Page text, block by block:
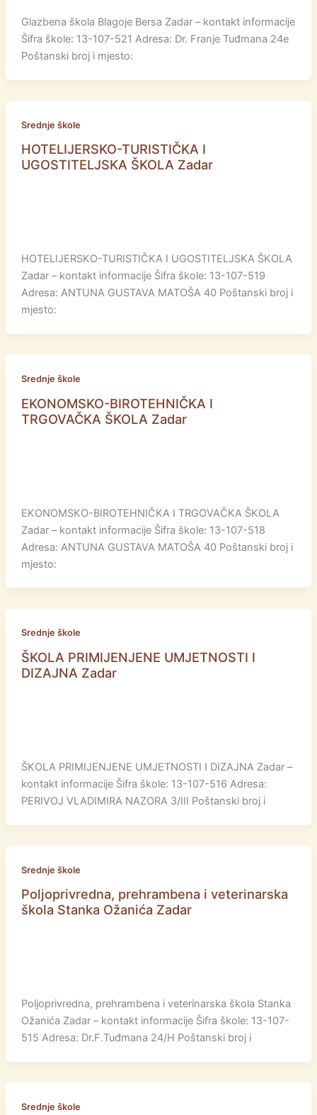
Glazbena škola Blagoje Bersa Zadar – kontakt informacije
Šifra škole: 13-107-521 Adresa: Dr. Franje Tuđmana 24e
Poštanski broj i mjesto:
Srednje škole
HOTELIJERSKO-TURISTIČKA I
UGOSTITELJSKA ŠKOLA Zadar
HOTELIJERSKO-TURISTIČKA I UGOSTITELJSKA ŠKOLA
Zadar – kontakt informacije Šifra škole: 13-107-519
Adresa: ANTUNA GUSTAVA MATOŠA 40 Poštanski broj i
mjesto:
Srednje škole
EKONOMSKO-BIROTEHNIČKA I
TRGOVAČKA ŠKOLA Zadar
EKONOMSKO-BIROTEHNIČKA I TRGOVAČKA ŠKOLA
Zadar – kontakt informacije Šifra škole: 13-107-518
Adresa: ANTUNA GUSTAVA MATOŠA 40 Poštanski broj i
mjesto:
Srednje škole
ŠKOLA PRIMIJENJENE UMJETNOSTI I
DIZAJNA Zadar
ŠKOLA PRIMIJENJENE UMJETNOSTI I DIZAJNA Zadar –
kontakt informacije Šifra škole: 13-107-516 Adresa:
PERIVOJ VLADIMIRA NAZORA 3/III Poštanski broj i
Srednje škole
Poljoprivredna, prehrambena i veterinarska
škola Stanka Ožanića Zadar
Poljoprivredna, prehrambena i veterinarska škola Stanka
Ožanića Zadar – kontakt informacije Šifra škole: 13-107-
515 Adresa: Dr.F.Tuđmana 24/H Poštanski broj i
Srednje škole